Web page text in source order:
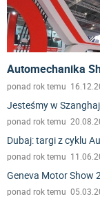
Automechanika
ponad rok temu
Jesteśmy w
ponad rok temu
Dubaj: targi z cyklu
ponad rok temu
Geneva Motor Show
ponad rok temu